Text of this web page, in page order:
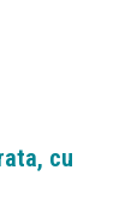
cu